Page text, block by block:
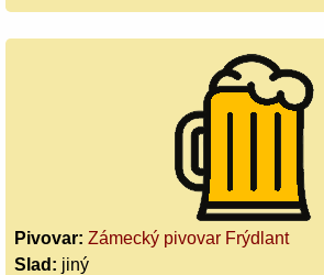
Pivovar: Zámecký pivovar Frýdlant
Slad: jiný